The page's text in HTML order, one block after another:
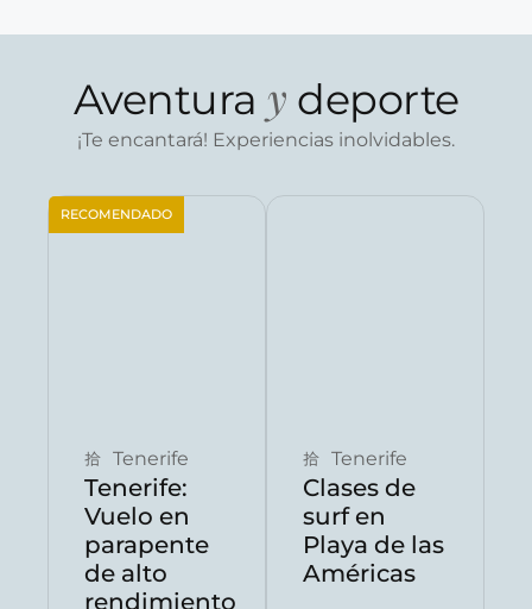
Aventura y deporte
¡Te encantará! Experiencias inolvidables.
RECOMENDADO
Tenerife
Tenerife:
Vuelo en
parapente
de alto
rendimiento
Tenerife
Clases de
surf en
Playa de las
Américas